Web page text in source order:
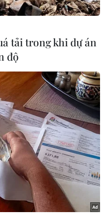
thước chuẩn.
Á lần thứ 18 (AFC
12/1-10/2/2024 tại
đã chọn lọc 13
tải trong khi dự án
độ